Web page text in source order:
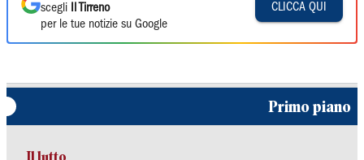
scegli
Il Tirreno
per le tue notizie su Google
CLICCA QUI
Primo piano